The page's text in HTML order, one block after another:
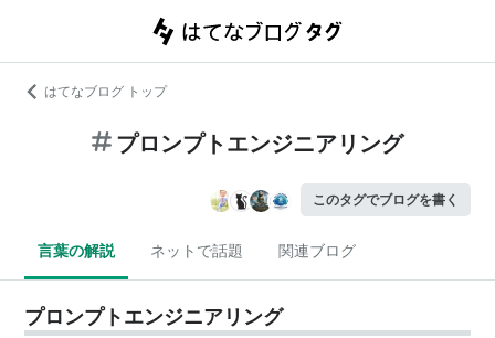
はてなブログ トップ
プロンプトエンジニアリング
このタグでブログを書く
言葉の解説 ネットで話題 関連ブログ
プロンプトエンジニアリング